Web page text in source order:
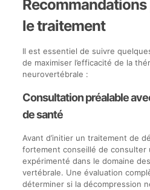
le traitement
Il est essentiel de suivre
de maximiser l’efficacité de la
neurovertébrale :
Consultation préalable
de santé
Avant d’initier un traitement de
fortement conseillé de consulter
expérimenté dans le domaine
vertébrale. Une évaluation
déterminer si la décompression